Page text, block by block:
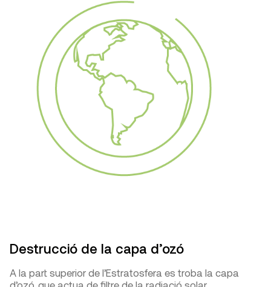
Destrucció de la capa d’ozó
A la part superior de l’Estratosfera es troba la capa